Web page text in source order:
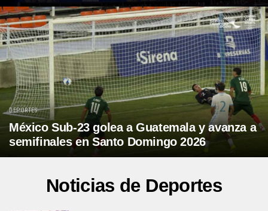
DEPORTES
México Sub-23 golea a Guatemala y avanza a
semifinales en Santo Domingo 2026
Noticias de Deportes